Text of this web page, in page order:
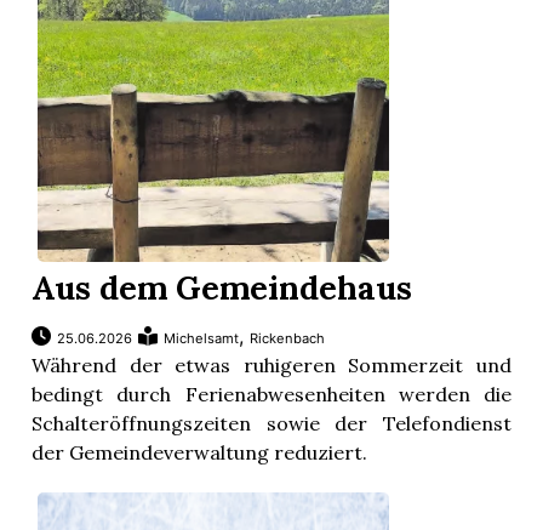
Aus dem Gemeindehaus
25.06.2026 Michelsamt, Rickenbach
Während der etwas ruhigeren Sommerzeit und
bedingt durch Ferienabwesenheiten werden die
Schalteröffnungszeiten sowie der Telefondienst
der Gemeindeverwaltung reduziert.